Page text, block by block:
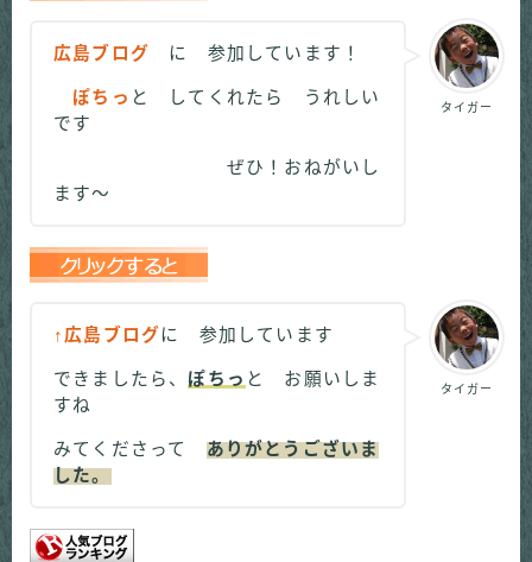
タイガー
広島ブログ に 参加しています！
ぽちっ と してくれたら うれしい
です
ぜひ！おねがいし
ます～
タイガー
↑広島ブログに 参加しています
できましたら、 ぽちっ と お願いしま
すね
みてくださって ありがとうございま
した。